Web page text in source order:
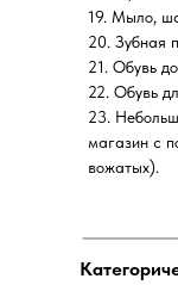
19. Мыло,
20. Зубная
21. Обувь
22. Обувь
23.
магазин с
вожатых).